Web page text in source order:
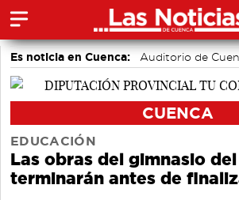
Es noticia en Cuenca: Auditorio de
CUENCA
EDUCACIÓN
Las obras del gimnasio del
terminarán antes de